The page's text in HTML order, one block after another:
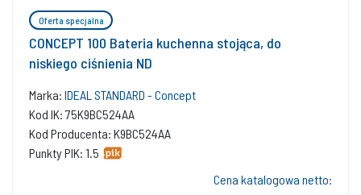
Oferta specjalna
CONCEPT 100 Bateria kuchenna stojąca, do
niskiego ciśnienia ND
Marka: IDEAL STANDARD - Concept
Kod IK: 75K9BC524AA
Kod Producenta: K9BC524AA
Punkty PIK: 1.5
Cena katalogowa netto: